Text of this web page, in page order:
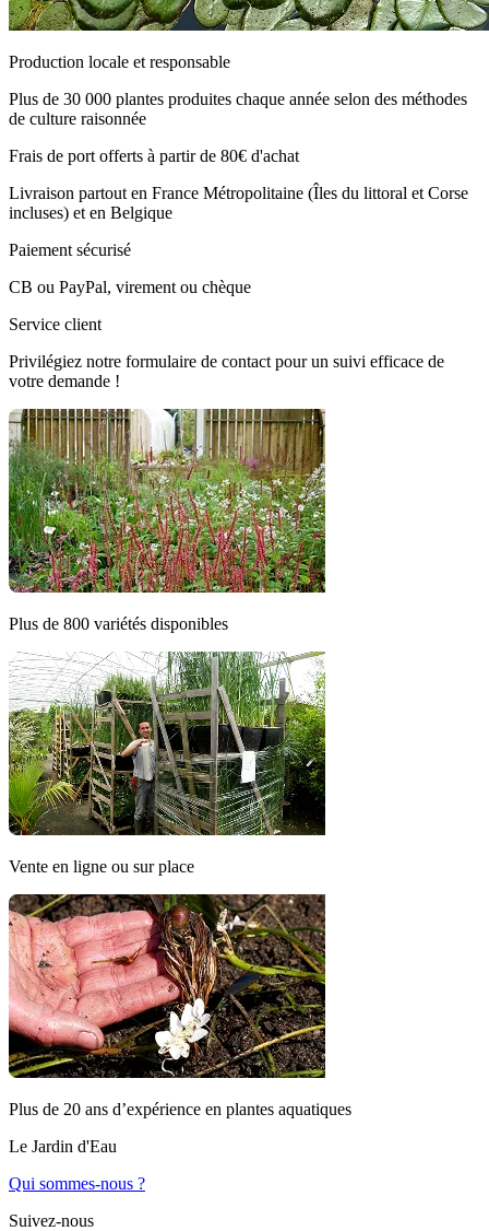
Production locale et responsable
Plus de 30 000 plantes produites chaque année selon des méthodes
de culture raisonnée
Frais de port offerts à partir de 80€ d'achat
Livraison partout en France Métropolitaine (Îles du littoral et Corse
incluses) et en Belgique
Paiement sécurisé
CB ou PayPal, virement ou chèque
Service client
Privilégiez notre formulaire de contact pour un suivi efficace de
votre demande !
Plus de 800 variétés disponibles
Vente en ligne ou sur place
Plus de 20 ans d’expérience en plantes aquatiques
Le Jardin d'Eau
Qui sommes-nous ?
Suivez-nous